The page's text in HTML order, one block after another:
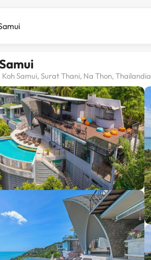
Koh Samui, Surat Thani, Na Thon, Thailandia